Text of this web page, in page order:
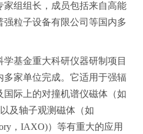
组组长，成员包括来自高能
强粒子设备有限公司等国内多
基金重大科研仪器研制项目
家单位完成。它适用于强辐
际上的对撞机谱仪磁体（如
及轴子观测磁体（如
，IAXO)）等有重大的应用